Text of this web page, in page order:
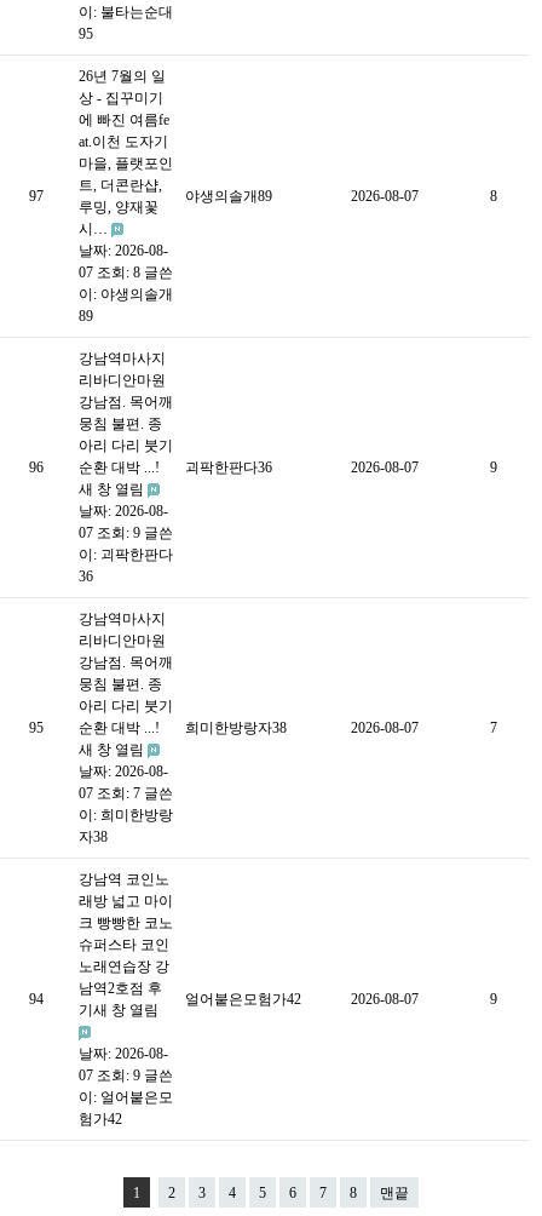
이: 불타는순대
95
97
26년 7월의 일
상 - 집꾸미기
에 빠진 여름fe
at.이천 도자기
마을, 플랫포인
트, 더콘란샵,
루밍, 양재꽃
시…
날짜: 2026-08-
07 조회: 8 글쓴
이: 야생의솔개
89
야생의솔개89 2026-08-07 8
96
강남역마사지
리바디안마원
강남점. 목어깨
뭉침 불편. 종
아리 다리 붓기
순환 대박 ...!
새 창 열림
날짜: 2026-08-
07 조회: 9 글쓴
이: 괴팍한판다
36
괴팍한판다36 2026-08-07 9
95
강남역마사지
리바디안마원
강남점. 목어깨
뭉침 불편. 종
아리 다리 붓기
순환 대박 ...!
새 창 열림
날짜: 2026-08-
07 조회: 7 글쓴
이: 희미한방랑
자38
희미한방랑자38 2026-08-07 7
94
강남역 코인노
래방 넓고 마이
크 빵빵한 코노
슈퍼스타 코인
노래연습장 강
남역2호점 후
기새 창 열림
날짜: 2026-08-
07 조회: 9 글쓴
이: 얼어붙은모
험가42
얼어붙은모험가42 2026-08-07 9
1 2 3 4 5 6 7 8 맨끝